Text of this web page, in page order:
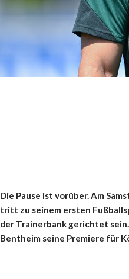
Die Pause ist vorüber. Am
tritt zu seinem ersten
der Trainerbank gerichtet
Bentheim seine Premiere für